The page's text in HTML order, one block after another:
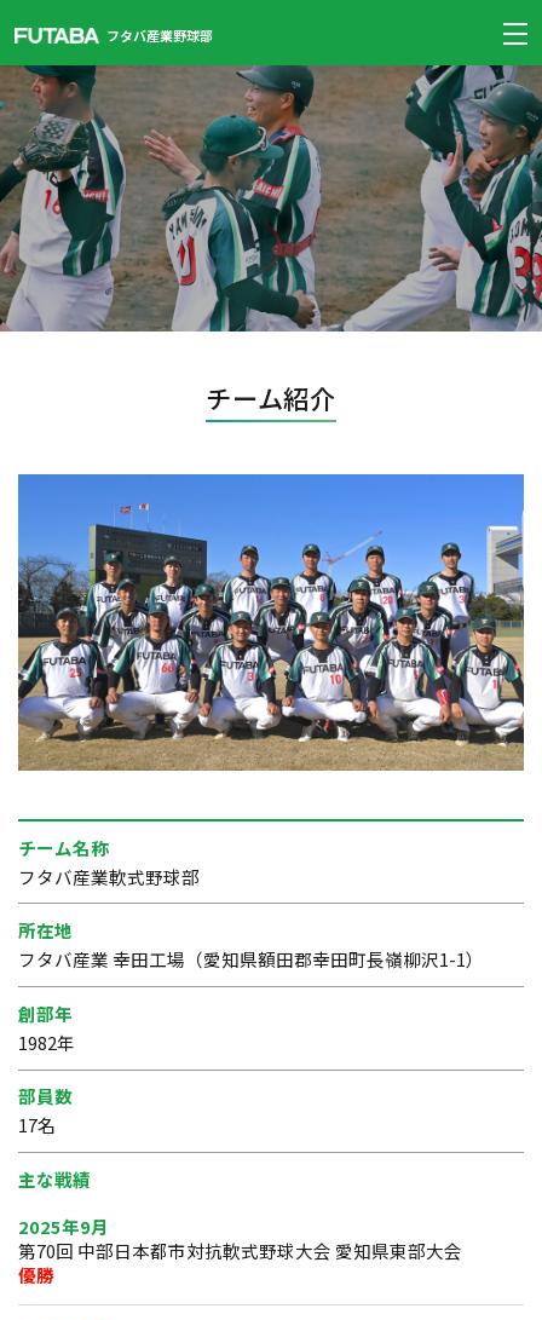
フタバ産業野球部
チーム紹介
チーム名称
フタバ産業軟式野球部
所在地
フタバ産業 幸田工場（愛知県額田郡幸田町長嶺柳沢1-1）
創部年
1982年
部員数
17名
主な戦績
2025年9月
第70回 中部日本都市対抗軟式野球大会 愛知県東部大会
優勝